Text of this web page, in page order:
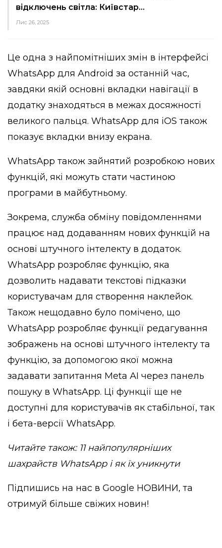
відключень світла: Київстар…
Лис 26, 2025
Це одна з найпомітніших змін в інтерфейсі
WhatsApp для Android за останній час,
завдяки якій основні вкладки навігації в
додатку знаходяться в межах досяжності
великого пальця. WhatsApp для iOS також
показує вкладки внизу екрана.
WhatsApp також зайнятий розробкою нових
функцій, які можуть стати частиною
програми в майбутньому.
Зокрема, служба обміну повідомленнями
працює над додаванням нових функцій на
основі штучного інтелекту в додаток.
WhatsApp розробляє функцію, яка
дозволить надавати текстові підказки
користувачам для створення наклейок.
Також нещодавно було помічено, що
WhatsApp розробляє функції редагування
зображень на основі штучного інтелекту та
функцію, за допомогою якої можна
задавати запитання Meta AI через панель
пошуку в WhatsApp. Ці функції ще не
доступні для користувачів як стабільної, так
і бета-версії WhatsApp.
Читайте також: 11 найпопулярніших
шахрайств WhatsApp іяк їх уникнути
Підпишись на нас в Google НОВИНИ, та
отримуй більше свіжих новин!